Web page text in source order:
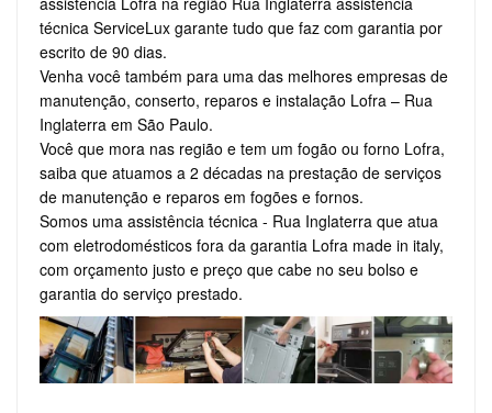
técnica ServiceLux garante tudo que faz com garantia por
escrito de 90 dias.
Venha você também para uma das melhores empresas de
manutenção, conserto, reparos e instalação Lofra – Rua
Inglaterra em São Paulo.
Você que mora nas região e tem um fogão ou forno Lofra,
saiba que atuamos a 2 décadas na prestação de serviços
de manutenção e reparos em fogões e fornos.
Somos uma assistência técnica - Rua Inglaterra que atua
com eletrodomésticos fora da garantia Lofra made in italy,
com orçamento justo e preço que cabe no seu bolso e
garantia do serviço prestado.